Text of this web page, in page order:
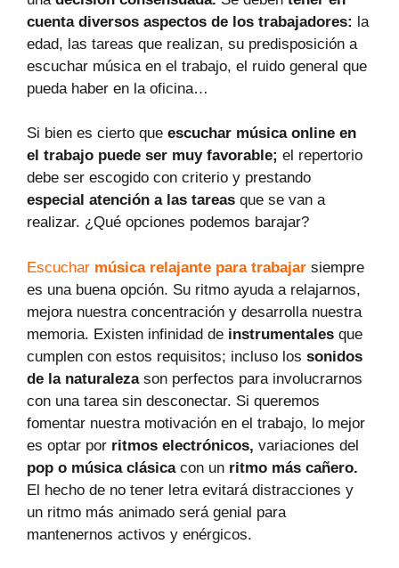
cuenta diversos aspectos de los trabajadores: la
edad, las tareas que realizan, su predisposición a
escuchar música en el trabajo, el ruido general que
pueda haber en la oficina…
Si bien es cierto que escuchar música online en
el trabajo puede ser muy favorable; el repertorio
debe ser escogido con criterio y prestando
especial atención a las tareas que se van a
realizar. ¿Qué opciones podemos barajar?
Escuchar música relajante para trabajar siempre
es una buena opción. Su ritmo ayuda a relajarnos,
mejora nuestra concentración y desarrolla nuestra
memoria. Existen infinidad de instrumentales que
cumplen con estos requisitos; incluso los sonidos
de la naturalezason perfectos para involucrarnos
con una tarea sin desconectar. Si queremos
fomentar nuestra motivación en el trabajo, lo mejor
es optar por ritmos electrónicos, variaciones del
pop o música clásicacon un ritmo más cañero.
El hecho de no tener letra evitará distracciones y
un ritmo más animado será genial para
mantenernos activos y enérgicos.